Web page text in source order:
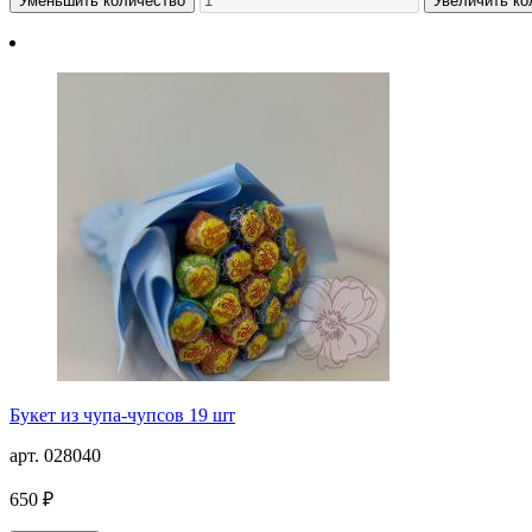
Букет из чупа-чупсов 19 шт
арт. 028040
650 ₽